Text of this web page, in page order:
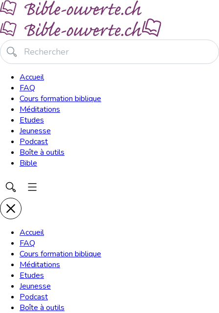
Accueil
FAQ
Cours formation biblique
Méditations
Etudes
Jeunesse
Podcast
Boîte à outils
Bible
Accueil
FAQ
Cours formation biblique
Méditations
Etudes
Jeunesse
Podcast
Boîte à outils